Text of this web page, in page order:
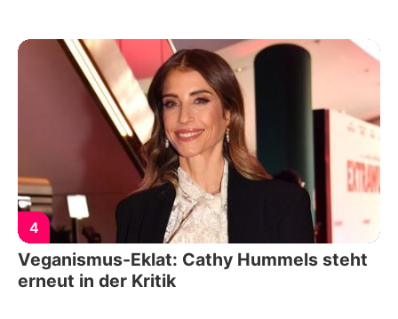
4
Veganismus-Eklat: Cathy Hummels steht
erneut in der Kritik